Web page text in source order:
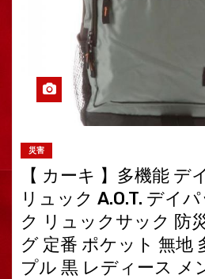
災害
【 カーキ 】多機能
リュック A.O.T. デイ
ク リュックサック 防
グ 定番 ポケット 無地
プル 黒 レディース メ